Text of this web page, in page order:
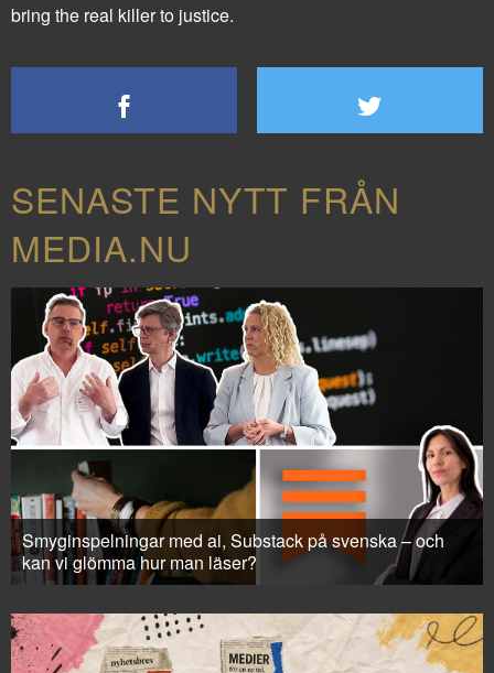
bring the real killer to justice.
SENASTE NYTT FRÅN
MEDIA.NU
Smyginspelningar med ai, Substack på svenska – och
kan vi glömma hur man läser?